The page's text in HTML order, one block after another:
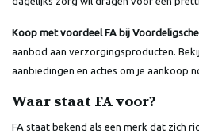
Koop met voordeel FA bij
aanbod aan verzorgingsproducten.
aanbiedingen en acties om je aankoop
Waar staat FA voor?
FA staat bekend als een merk dat zich